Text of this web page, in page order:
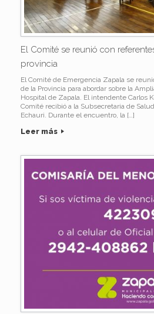
El Comité se reunió con
provincia
El Comité de Emergencia Zapala se
de la Provincia para abordar sobre la
Hospital de Zapala. El intendente Carlos
Comité recibió a la Subsecretaria de
Echauri. Durante el encuentro, la […]
Leer más